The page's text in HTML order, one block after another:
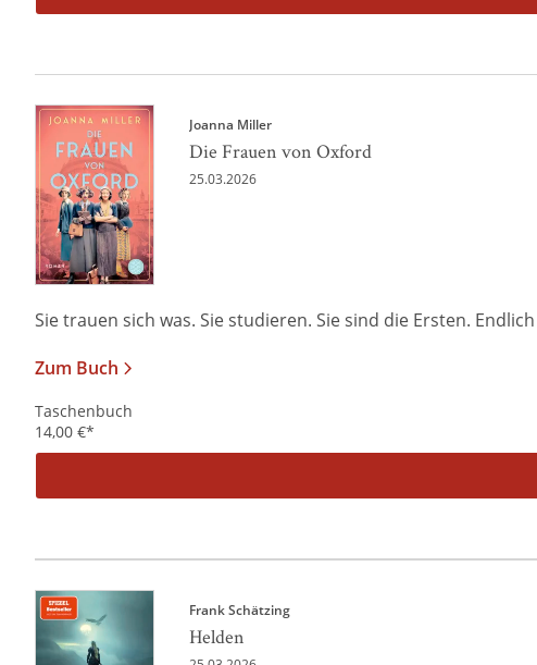
Joanna Miller
Die Frauen von Oxford
25.03.2026
Sie trauen sich was. Sie studieren. Sie sind die Ersten.
Zum Buch
Taschenbuch
14,00 €*
Frank Schätzing
Helden